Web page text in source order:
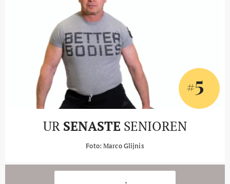
#5
UR SENASTE SENIOREN
Foto: Marco Glijnis